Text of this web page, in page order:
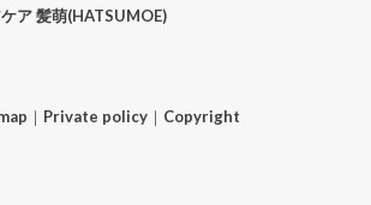
ア 髪萌(HATSUMOE)
｜ Private policy｜ Copyright